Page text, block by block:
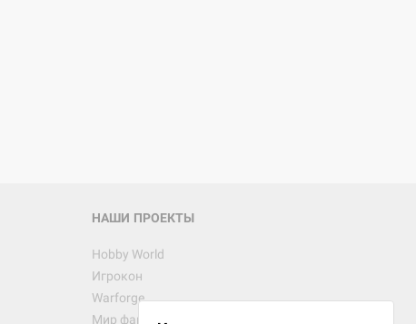
НАШИ ПРОЕКТЫ
Hobby World
Игрокон
Warforge
Мир фантастики